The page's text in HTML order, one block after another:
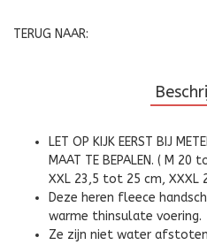
TERUG NAAR:
LET OP KIJK EERST BIJ
MAAT TE BEPALEN. ( M
XXL 23,5 tot 25 cm, XXXL
Deze heren fleece
warme thinsulate voering.
Ze zijn niet water